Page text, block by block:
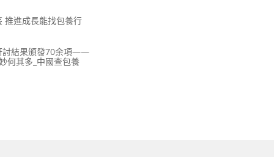
推進成長能找包養行
討結果頒發70余項——
何其多_中國查包養